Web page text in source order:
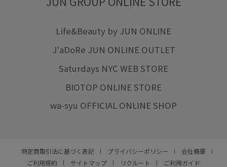
Life&Beauty by JUN ONLINE
J'aDoRe JUN ONLINE OUTLET
Saturdays NYC WEB STORE
BIOTOP ONLINE STORE
wa-syu OFFICIAL ONLINE SHOP
特定商取引法に基づく表記 プライバシーポリシー
会社概要
ご利用規約
サイトマップ リクルート ご利用ガイド